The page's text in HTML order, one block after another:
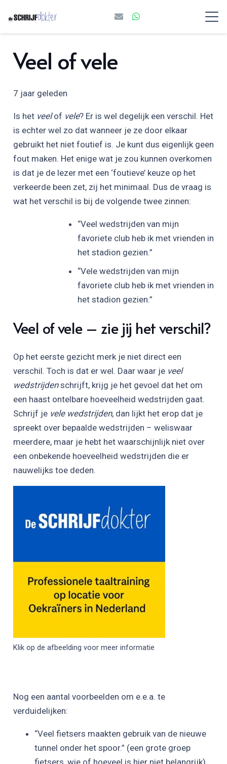
Veel of vele
7 jaar geleden
Is het veelof vele? Er is wel degelijk een verschil. Het
is echter wel zo dat wanneer je ze door elkaar
gebruikt het niet foutief is. Je kunt dus eigenlijk geen
fout maken. Het enige wat je zou kunnen overkomen
is dat je de lezer met een ‘foutieve’ keuze op het
verkeerde been zet, zij het minimaal. Dus de vraag is
wat het verschil is bij de volgende twee zinnen:
“Veel wedstrijden van mijn
favoriete club heb ik met vrienden in
het stadion gezien.”
“Vele wedstrijden van mijn
favoriete club heb ik met vrienden in
het stadion gezien.”
Veel of vele – zie jij het verschil?
Op het eerste gezicht merk je niet direct een
verschil. Toch is dat er wel. Daar waar je veel
wedstrijdenschrijft, krijg je het gevoel dat het om
een haast ontelbare hoeveelheid wedstrijden gaat.
Schrijf je vele wedstrijden, dan lijkt het erop dat je
spreekt over bepaalde wedstrijden – weliswaar
meerdere, maar je hebt het waarschijnlijk niet over
een onbekende hoeveelheid wedstrijden die er
nauwelijks toe deden.
Klik op de afbeelding voor meer informatie
Nog een aantal voorbeelden om e.e.a. te
verduidelijken:
“Veel fietsers maakten gebruik van de nieuwe
tunnel onder het spoor.” (een grote groep
fietsers, wie of hoeveel is hier niet belangrijk)